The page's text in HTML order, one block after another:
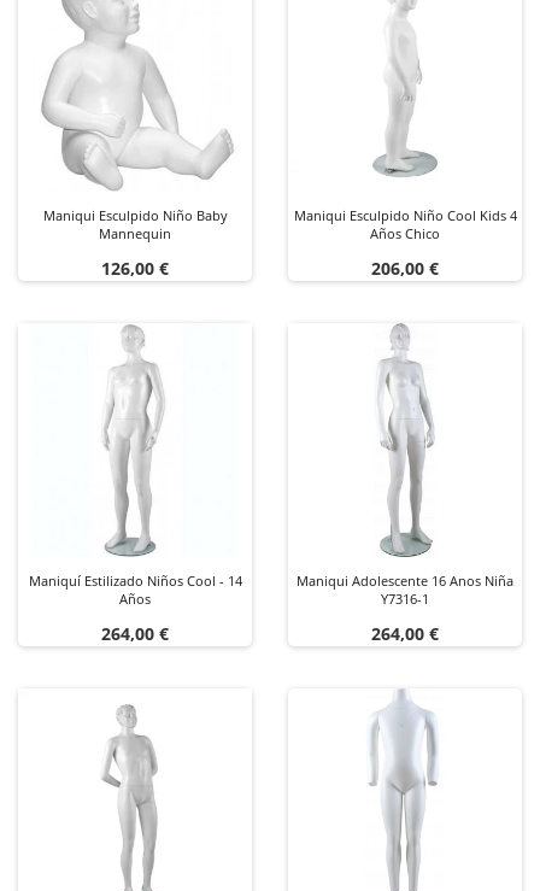
Maniqui Esculpido Niño Baby
Mannequin
Precio
126,00 €
Maniqui Esculpido Niño Cool Kids 4
Años Chico
Precio
206,00 €
Maniquí Estilizado Niños Cool - 14
Años
Precio
264,00 €
Maniqui Adolescente 16 Anos Niña
Y7316-1
Precio
264,00 €